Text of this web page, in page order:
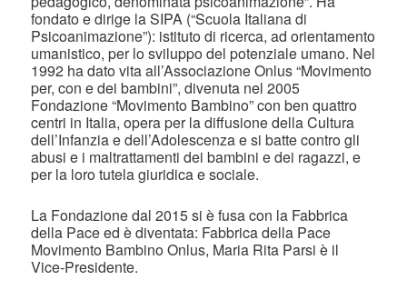
fondato e dirige la SIPA (“Scuola Italiana di
Psicoanimazione”): istituto di ricerca, ad orientamento
umanistico, per lo sviluppo del potenziale umano. Nel
1992 ha dato vita all’Associazione Onlus “Movimento
per, con e dei bambini”, divenuta nel 2005
Fondazione “Movimento Bambino” con ben quattro
centri in Italia, opera per la diffusione della Cultura
dell’Infanzia e dell’Adolescenza e si batte contro gli
abusi e i maltrattamenti dei bambini e dei ragazzi, e
per la loro tutela giuridica e sociale.
La Fondazione dal 2015 si è fusa con la Fabbrica
della Pace ed è diventata: Fabbrica della Pace
Movimento Bambino Onlus, Maria Rita Parsi è il
Vice-Presidente.